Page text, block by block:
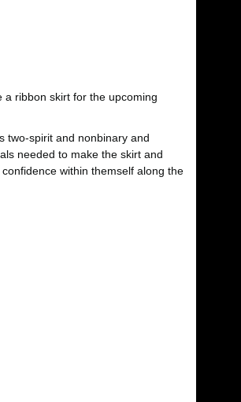
ribbon skirt for the upcoming
two-spirit and nonbinary and
needed to make the skirt and
within themself along the